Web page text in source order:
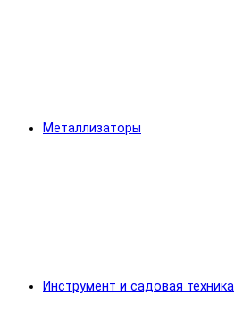
Металлизаторы
Инструмент и садовая техника